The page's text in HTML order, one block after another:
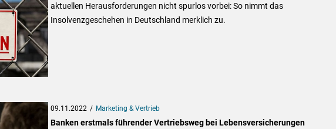
aktuellen Herausforderungen nicht spurlos vorbei: So nimmt das
Insolvenzgeschehen in Deutschland merklich zu.
09.11.2022 Marketing & Vertrieb
Banken erstmals führender Vertriebsweg bei Lebensversicherungen